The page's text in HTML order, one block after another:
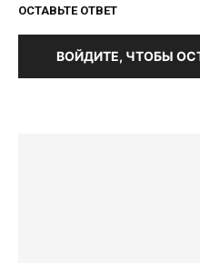
ОСТАВЬТЕ ОТВЕТ
ВОЙДИТЕ, ЧТОБЫ